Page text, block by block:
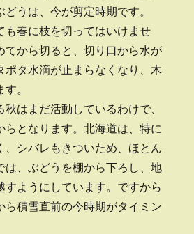
うは、今が剪定時期です。
春に枝を切ってはいけませ
てから切ると、切り口から水が
ポタ水滴が止まらなくなり、木
。
はまだ活動しているわけで、
らとなります。北海道は、特に
、シバレもきついため、ほとん
は、ぶどうを棚から下ろし、地
すようにしています。ですから
ら積雪直前の今時期がタイミン